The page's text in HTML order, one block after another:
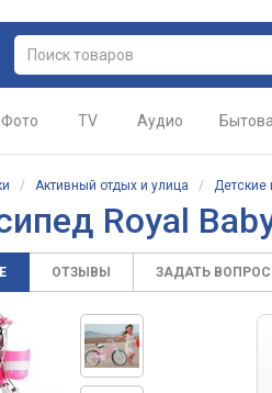
Фото TV Аудио
/ Активный отдых и улица / Детские
Royal
ОТЗЫВЫ ЗАДАТЬ ВОПРОС